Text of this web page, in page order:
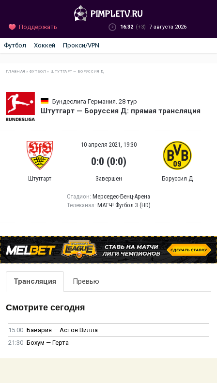
Поддержать 16:32 (+3) 7 августа 2026
Футбол Хоккей Прокси/VPN
ГЛАВНАЯ »ФУТБОЛ » ШТУТГАРТ — БОРУССИЯ Д
Бундеслига Германия. 28 тур
Штутгарт — Боруссия Д: прямая трансляция
Штутгарт
10 апреля 2021, 19:30
0:0 (0:0)
Завершен Боруссия Д
Стадион: Мерседес-Бенц-Арена
Телеканал: МАТЧ! Футбол 3 (HD)
Трансляция Превью
Смотрите сегодня
15:00 Бавария — Астон Вилла
21:30 Бохум — Герта